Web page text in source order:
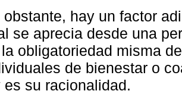
obstante, hay un factor
se aprecia desde una
obligatoriedad misma
de bienestar o
es su racionalidad.